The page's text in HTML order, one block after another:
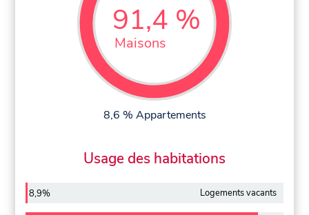
91,4 %
Maisons
8,6 % Appartements
Usage des habitations
8,9% Logements vacants